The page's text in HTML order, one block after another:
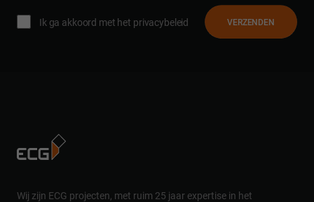
Ik ga akkoord met het privacybeleid VERZENDEN
Wij zijn ECG projecten, met ruim 25 jaar expertise in het